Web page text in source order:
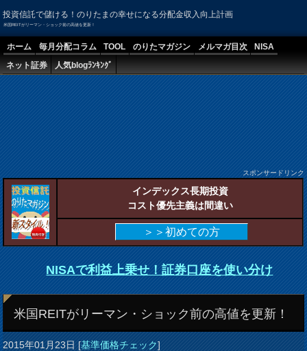
投資信託で儲ける！のりたまの幸せになる分配金収入向上計画
米国REITがリーマン・ショック前の高値を更新！
ホーム 毎月分配コラム TOOL のりたマガジン メルマガ目次
NISA
ネット証券
人気blogﾗﾝｷﾝｸﾞ
スポンサードリンク
インデックス長期投資
コスト優先主義は間違い
＞＞初めての方
NISAで利益上乗せ！証券口座を使い分け
米国REITがリーマン・ショック前の高値を更新！
2015年01月23日[基準価格チェック]